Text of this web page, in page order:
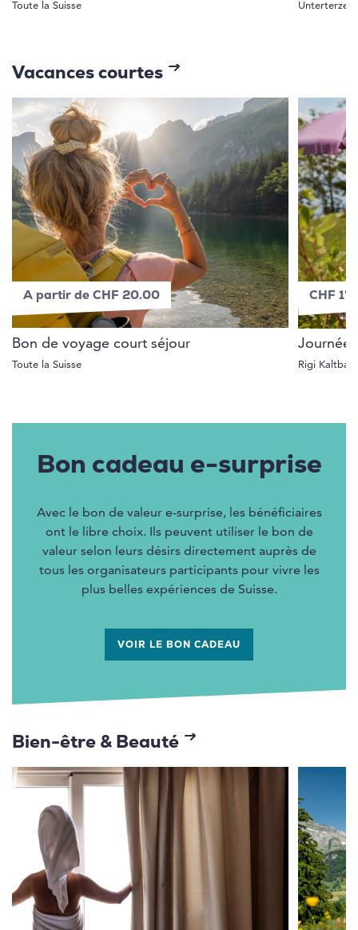
Toute la Suisse Unterterzen,
Vacances courtes
A partir de CHF 20.00
Bon de voyage court séjour
Toute la Suisse
CHF
Rigi
Bon cadeau e-surprise
Avec le bon de valeur e-surprise, les bénéficiaires
ont le libre choix. Ils peuvent utiliser le bon de
valeur selon leurs désirs directement auprès de
tous les organisateurs participants pour vivre les
plus belles expériences de Suisse.
VOIR LE BON CADEAU
Bien-être & Beauté